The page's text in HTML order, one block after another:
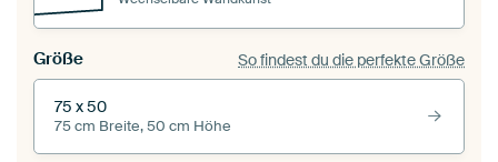
Größe So findest du die perfekte Größe
75 x 50
75 cm Breite, 50 cm Höhe